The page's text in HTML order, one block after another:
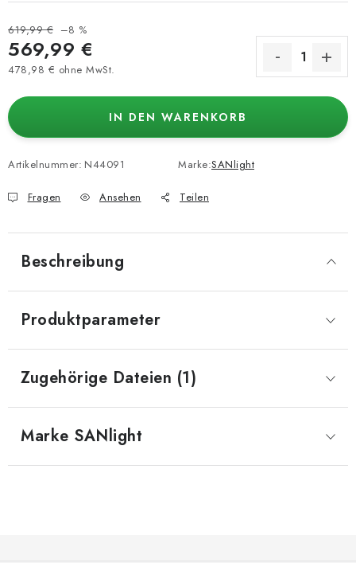
619,99 € –8 %
569,99 €
478,98 € ohne MwSt.
IN DEN WARENKORB
Artikelnummer: N44091 Marke:SANlight
Fragen Ansehen Teilen
Beschreibung
Produktparameter
Zugehörige Dateien (1)
Marke SANlight